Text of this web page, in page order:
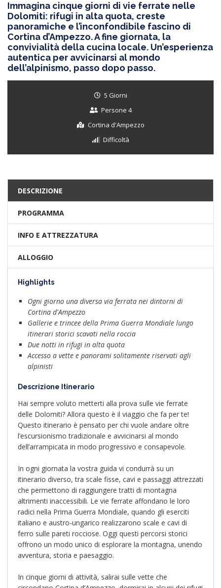
Immagina cinque giorni di vie ferrate nelle
Dolomiti: rifugi in alta quota, creste
panoramiche e l’inconfondibile fascino di
Cortina d’Ampezzo. A fine giornata, la
convivialità della cucina locale. Un’esperienza
autentica per avvicinarsi al mondo
dell’alpinismo, passo dopo passo.
5 Giorni
Persone 4
Cortina d'Ampezzo
Difficoltà
DESCRIZIONE
PROGRAMMA
INFO E ATTREZZATURA
ALLOGGIO
Highlights
Ogni giorno una diversa via ferrata nei dintorni di
Cortina d'Ampezzo
Gallerie e trincee della Prima Guerra Mondiale lungo
itinerari storici scavati nella roccia
Due notti in rifugi in alta quota
Accesso a vette e panorami solitamente riservati agli
alpinisti
Descrizione Itinerario
Hai sempre voluto metterti alla prova sulle vie ferrate
delle Dolomiti? Allora questo è il viaggio che fa per te!
Questo itinerario è pensato per chi vuole andare oltre
l’escursionismo tradizionale e avvicinarsi al mondo
dell’arrampicata in modo progressivo e consapevole.
In ogni giornata la vostra guida vi condurrà su un
itinerario diverso, tra scale fisse, cavi e passaggi attrezzati
che permettono di raggiungere tratti di montagna
altrimenti inaccessibili. Le vie ferrate affondano le loro
radici nella Prima Guerra Mondiale, quando gli eserciti
italiano e austro-ungarico realizzarono scale e cavi di
ferro sulle pareti rocciose. Oggi questi percorsi storici
offrono un modo unico di esplorare la montagna, unendo
avventura, storia e paesaggio.
In cinque giorni di attività, salirai sulle vette che